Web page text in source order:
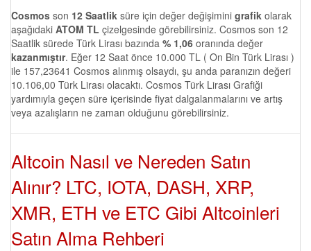
Cosmos son 12 Saatlik süre için değer değişimini grafik olarak
aşağıdaki ATOM TL çizelgesinde görebilirsiniz. Cosmos son 12
Saatlik sürede Türk Lirası bazında % 1,06 oranında değer
kazanmıştır. Eğer 12 Saat önce 10.000 TL ( On Bin Türk Lirası )
ile 157,23641 Cosmos alınmış olsaydı, şu anda paranızın değeri
10.106,00 Türk Lirası olacaktı. Cosmos Türk Lirası Grafiği
yardımıyla geçen süre içerisinde fiyat dalgalanmalarını ve artış
veya azalışların ne zaman olduğunu görebilirsiniz.
Altcoin Nasıl ve Nereden Satın
Alınır? LTC, IOTA, DASH, XRP,
XMR, ETH ve ETC Gibi Altcoinleri
Satın Alma Rehberi